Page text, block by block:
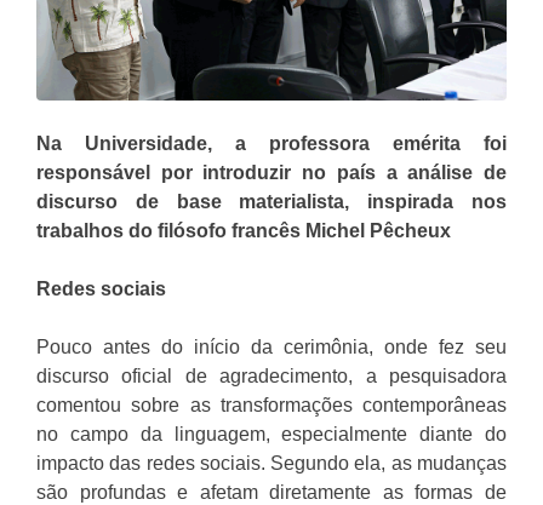
Na Universidade, a professora emérita foi
responsável por introduzir no país a análise de
discurso de base materialista, inspirada nos
trabalhos do filósofo francês Michel Pêcheux
Redes sociais
Pouco antes do início da cerimônia, onde fez seu
discurso oficial de agradecimento, a pesquisadora
comentou sobre as transformações contemporâneas
no campo da linguagem, especialmente diante do
impacto das redes sociais. Segundo ela, as mudanças
são profundas e afetam diretamente as formas de